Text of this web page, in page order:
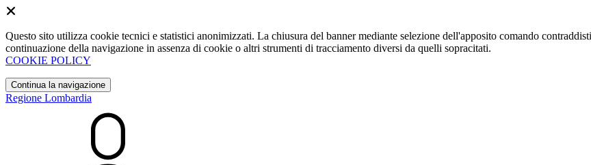
Questo sito utilizza cookie tecnici e statistici anonimizzati. La chiusura del banner mediante selezione dell'apposito comando
continuazione della navigazione in assenza di cookie o altri strumenti di tracciamento diversi da quelli sopracitati.
COOKIE POLICY
Continua la navigazione
Regione Lombardia